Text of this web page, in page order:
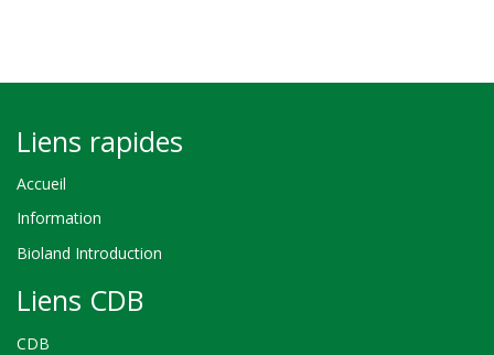
Liens rapides
Accueil
Information
Bioland Introduction
Liens CDB
CDB